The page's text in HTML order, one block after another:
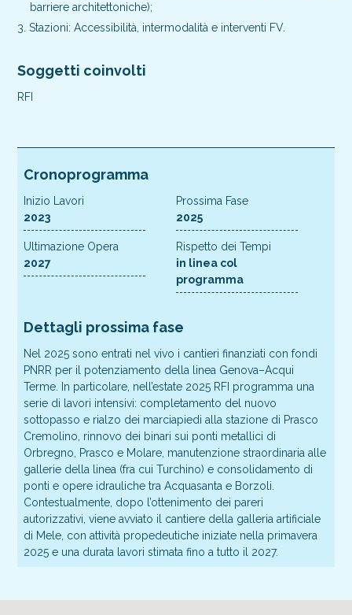
barriere architettoniche);
3. Stazioni: Accessibilità, intermodalità e interventi FV.
Soggetti coinvolti
RFI
Cronoprogramma
Inizio Lavori
2023
Prossima Fase
2025
Ultimazione Opera
2027
Rispetto dei Tempi
in linea col
programma
Dettagli prossima fase
Nel 2025 sono entrati nel vivo i cantieri finanziati con fondi
PNRR per il potenziamento della linea Genova–Acqui
Terme. In particolare, nell’estate 2025 RFI programma una
serie di lavori intensivi: completamento del nuovo
sottopasso e rialzo dei marciapiedi alla stazione di Prasco
Cremolino, rinnovo dei binari sui ponti metallici di
Orbregno, Prasco e Molare, manutenzione straordinaria alle
gallerie della linea (fra cui Turchino) e consolidamento di
ponti e opere idrauliche tra Acquasanta e Borzoli.
Contestualmente, dopo l’ottenimento dei pareri
autorizzativi, viene avviato il cantiere della galleria artificiale
di Mele, con attività propedeutiche iniziate nella primavera
2025 e una durata lavori stimata fino a tutto il 2027.